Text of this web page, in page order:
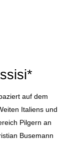
auf dem
Italiens und
Pilgern an
Busemann